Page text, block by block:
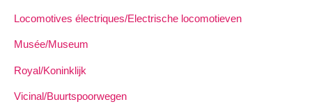
Locomotives électriques/Electrische locomotieven
Musée/Museum
Royal/Koninklijk
Vicinal/Buurtspoorwegen